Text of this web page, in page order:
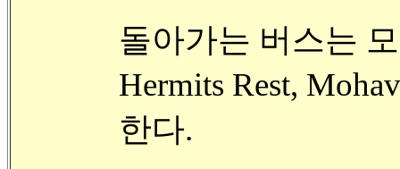
돌아가는 버스는
Hermits Rest,
한다.